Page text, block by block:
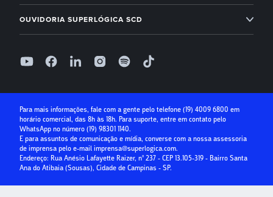
Controle de acesso
Superlógica IA
Receber com boleto
Crédito para Condomínios
Paybox
Arbo
OUVIDORIA SUPERLÓGICA SCD
Seg à Sex, das 9h às 18h, exceto feriados
Para mais informações, fale com a gente pelo telefone (19) 4009 6800 em
horário comercial, das 8h às 18h. Para suporte, entre em contato pelo
WhatsApp no número (19) 98301 1140.
E para assuntos de comunicação e mídia, converse com a nossa assessoria
de imprensa pelo e-mail imprensa@superlogica.com.
Endereço: Rua Anésio Lafayette Raizer, nº 237 - CEP 13.105-319 - Bairro Santa
Ana do Atibaia (Sousas), Cidade de Campinas - SP.